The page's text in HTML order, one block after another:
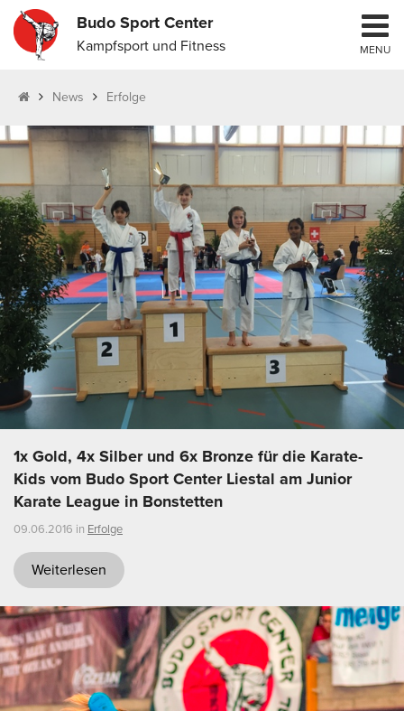
Budo Sport Center
Kampfsport und Fitness MENU
News Erfolge
1x Gold, 4x Silber und 6x Bronze für die Karate-
Kids vom Budo Sport Center Liestal am Junior
Karate League in Bonstetten
09.06.2016 in Erfolge
Weiterlesen